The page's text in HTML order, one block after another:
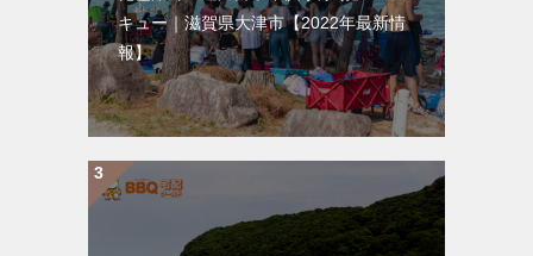
キュー｜滋賀県大津市【2022年最新情
報】